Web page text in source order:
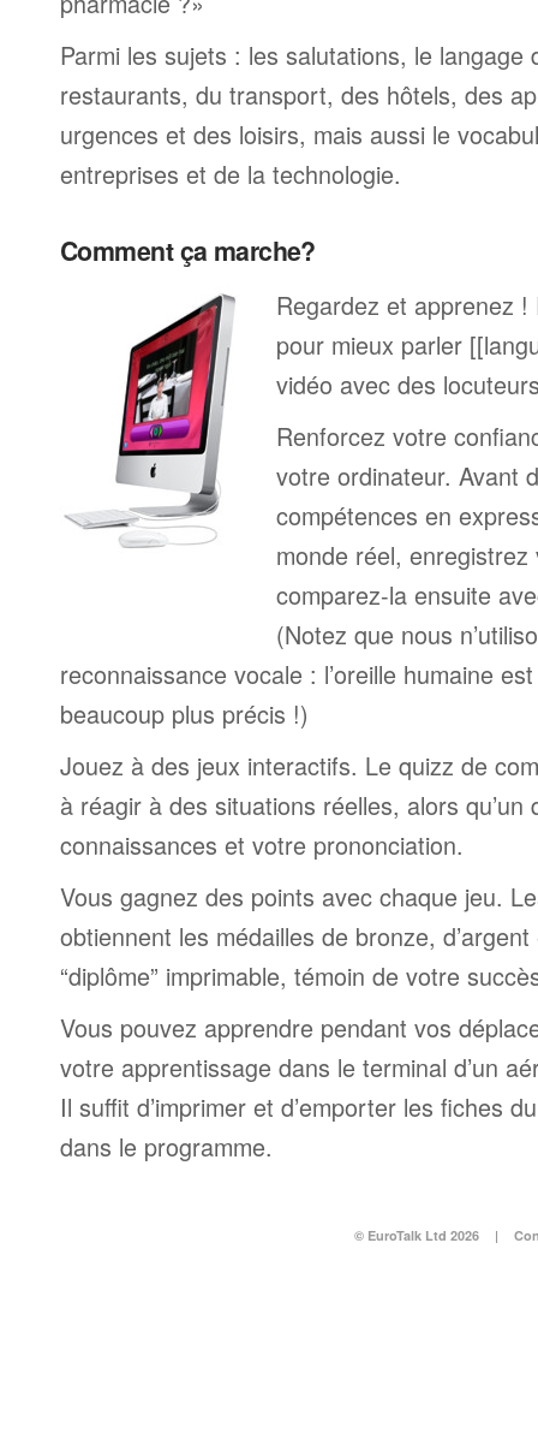
Parmi les sujets : les salutations, le langage
restaurants, du transport, des hôtels, des
urgences et des loisirs, mais aussi le
entreprises et de la technologie.
Comment ça marche?
Regardez et apprenez
pour mieux parler
vidéo avec des
Renforcez votre
votre ordinateur. Avant
compétences en
monde réel,
comparez-la ensuite
(Notez que nous
reconnaissance vocale : l’oreille humaine
beaucoup plus précis !)
Jouez à des jeux interactifs. Le quizz de
à réagir à des situations réelles, alors
connaissances et votre prononciation.
Vous gagnez des points avec chaque jeu.
obtiennent les médailles de bronze, d’argent
“diplôme” imprimable, témoin de votre
Vous pouvez apprendre pendant vos
votre apprentissage dans le terminal d’un
Il suffit d’imprimer et d’emporter les fiches
dans le programme.
© EuroTalk Ltd 2026 |